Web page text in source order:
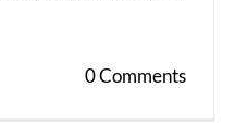
0 Comments